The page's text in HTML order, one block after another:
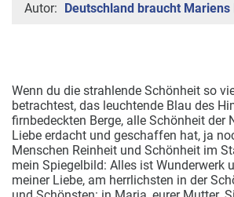
Autor: Deutschland braucht Mariens
Wenn du die strahlende Schönheit so
betrachtest, das leuchtende Blau des
firnbedeckten Berge, alle Schönheit der
Liebe erdacht und geschaffen hat, ja
Menschen Reinheit und Schönheit im
mein Spiegelbild: Alles ist Wunderwerk
meiner Liebe, am herrlichsten in der